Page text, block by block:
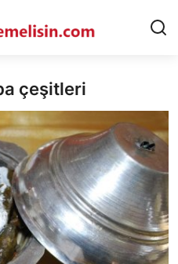
çeşitleri